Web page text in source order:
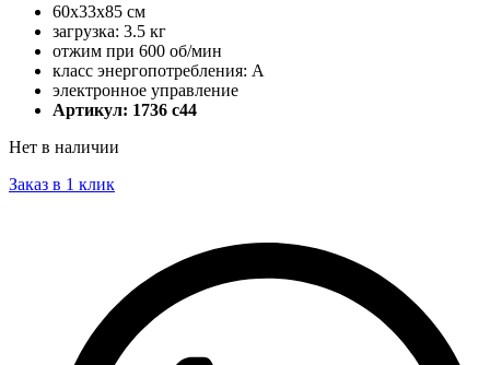
60x33x85 см
загрузка: 3.5 кг
отжим при 600 об/мин
класс энергопотребления: A
электронное управление
Артикул: 1736 c44
Нет в наличии
Заказ в 1 клик